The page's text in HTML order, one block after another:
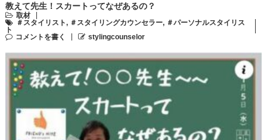
教えて先生！スカートってなぜあるの？
取材
＃スタイリスト, ＃スタイリングカウンセラー, ＃パーソナルスタイリス
ト
コメントを書く
stylingcounselor